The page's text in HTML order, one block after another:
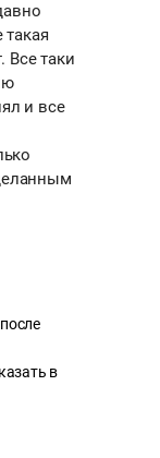
такая
Все таки
и все
в